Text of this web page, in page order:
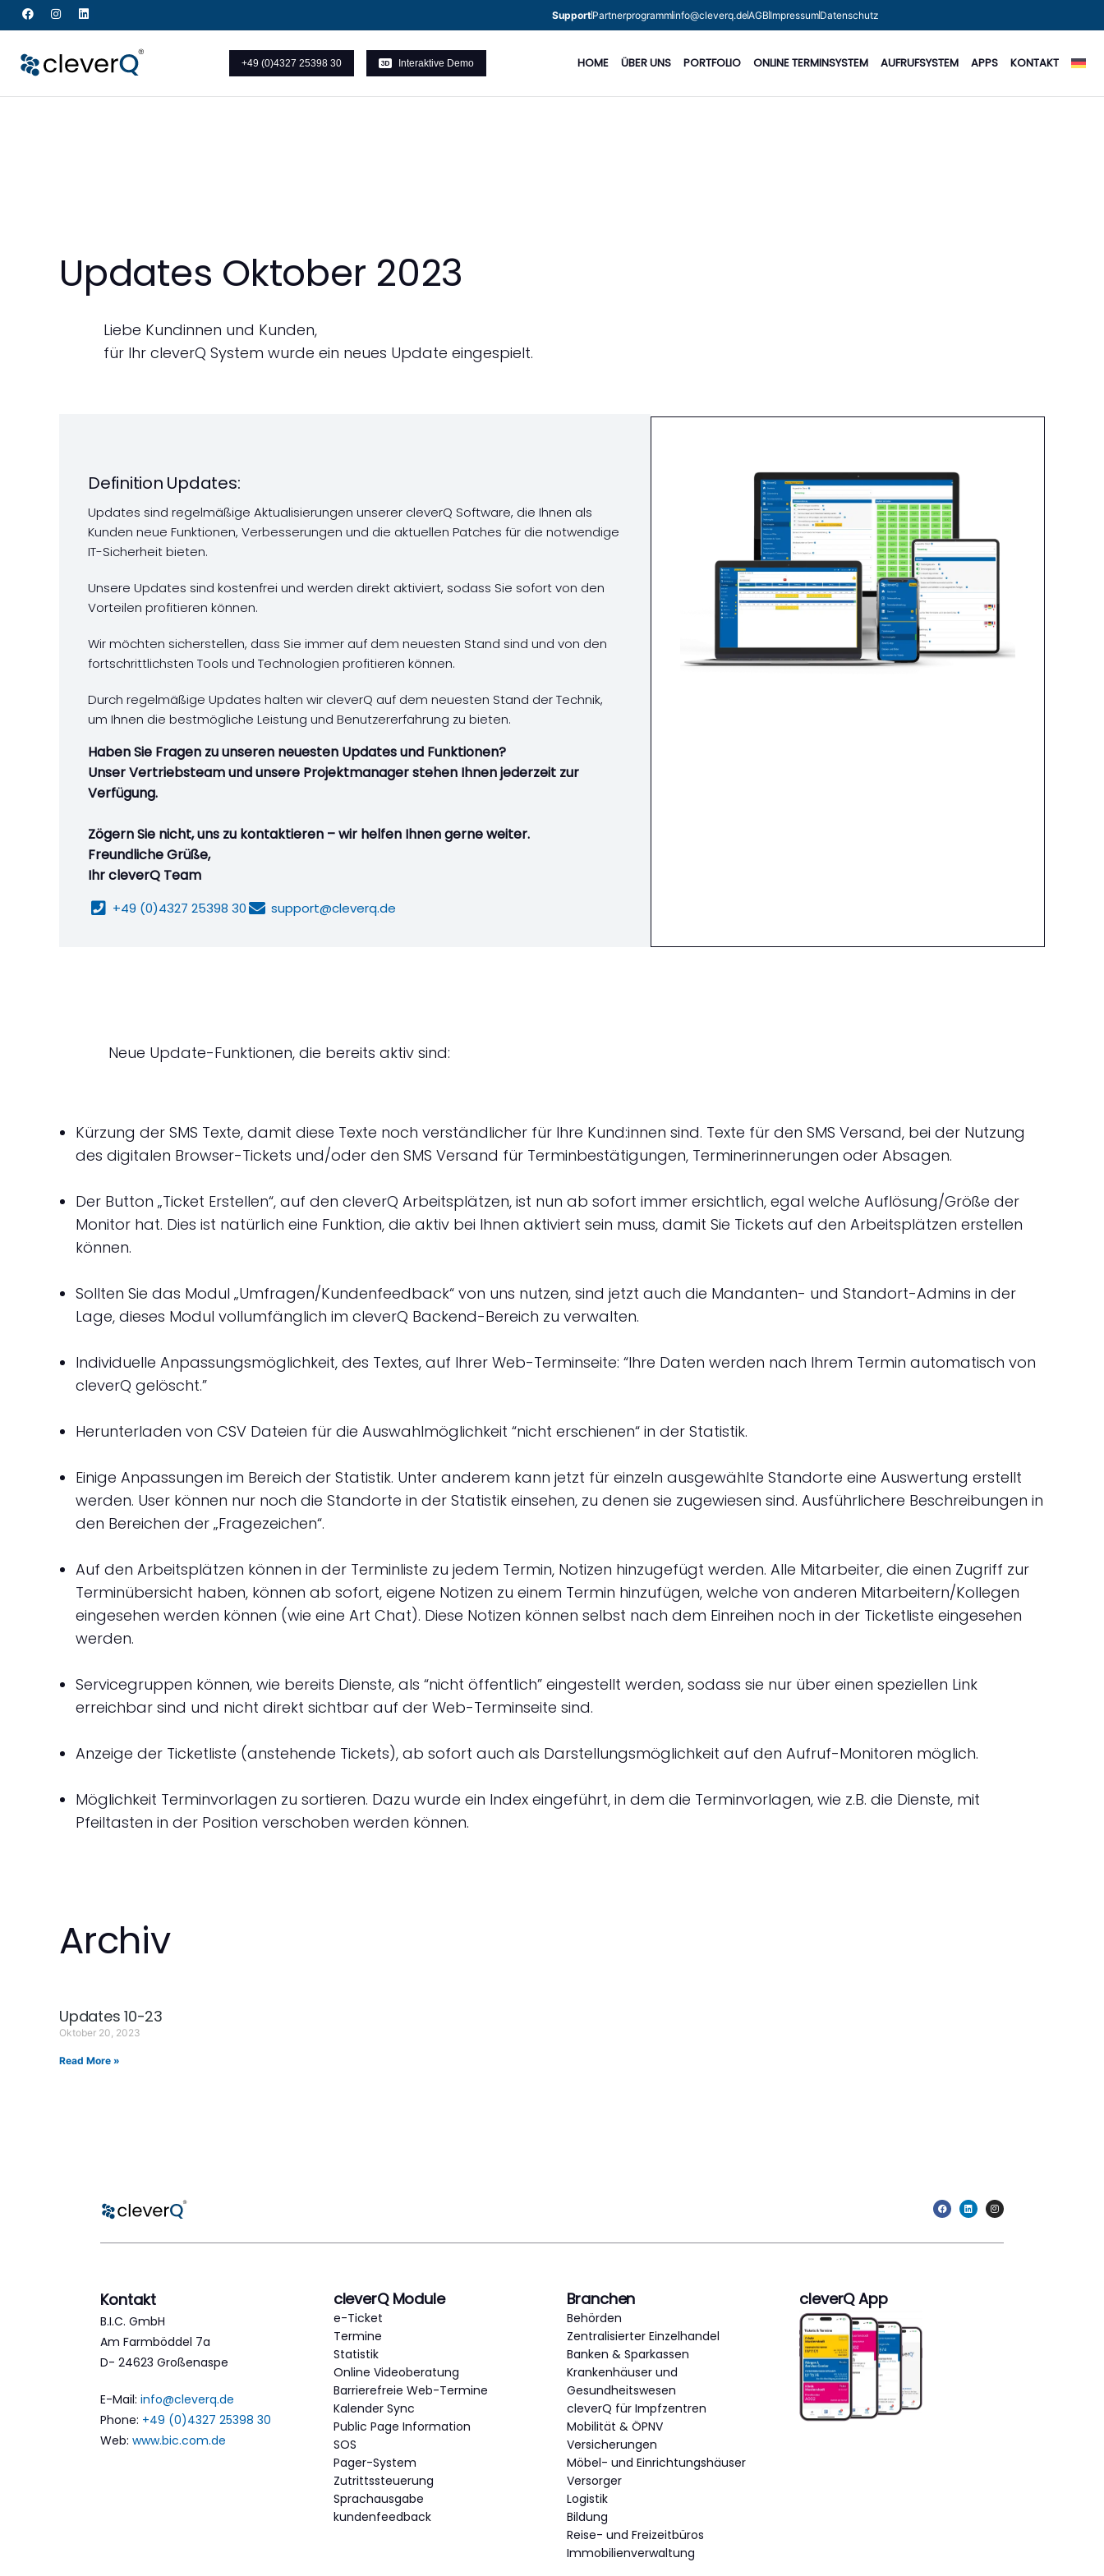
SupportPartnerprogramminfo@cleverq.deAGB ImpressumDatenschutz
+49 (0)4327 25398 30 Interaktive Demo HOME ÜBER UNS PORTFOLIO ONLINE TERMINSYSTEM AUFRUFSYSTEM APPS KONTAKT
Updates Oktober 2023
Liebe Kundinnen und Kunden,
für Ihr cleverQ System wurde ein neues Update eingespielt.
Definition Updates:
Updates sind regelmäßige Aktualisierungen unserer cleverQ Software, die Ihnen als
Kunden neue Funktionen, Verbesserungen und die aktuellen Patches für die notwendige
IT-Sicherheit bieten.
Unsere Updates sind kostenfrei und werden direkt aktiviert, sodass Sie sofort von den
Vorteilen profitieren können.
Wir möchten sicherstellen, dass Sie immer auf dem neuesten Stand sind und von den
fortschrittlichsten Tools und Technologien profitieren können.
Durch regelmäßige Updates halten wir cleverQ auf dem neuesten Stand der Technik,
um Ihnen die bestmögliche Leistung und Benutzererfahrung zu bieten.
Haben Sie Fragen zu unseren neuesten Updates und Funktionen?
Unser Vertriebsteam und unsere Projektmanager stehen Ihnen jederzeit zur
Verfügung.
Zögern Sie nicht, uns zu kontaktieren – wir helfen Ihnen gerne weiter.
Freundliche Grüße,
Ihr cleverQ Team
+49 (0)4327 25398 30 support@cleverq.de
Neue Update-Funktionen, die bereits aktiv sind:
Kürzung der SMS Texte, damit diese Texte noch verständlicher für Ihre Kund:innen sind. Texte für den SMS Versand, bei der Nutzung
des digitalen Browser-Tickets und/oder den SMS Versand für Terminbestätigungen, Terminerinnerungen oder Absagen.
Der Button „Ticket Erstellen“, auf den cleverQ Arbeitsplätzen, ist nun ab sofort immer ersichtlich, egal welche Auflösung/Größe der
Monitor hat. Dies ist natürlich eine Funktion, die aktiv bei Ihnen aktiviert sein muss, damit Sie Tickets auf den Arbeitsplätzen erstellen
können.
Sollten Sie das Modul „Umfragen/Kundenfeedback“ von uns nutzen, sind jetzt auch die Mandanten- und Standort-Admins in der
Lage, dieses Modul vollumfänglich im cleverQ Backend-Bereich zu verwalten.
Individuelle Anpassungsmöglichkeit, des Textes, auf Ihrer Web-Terminseite: “Ihre Daten werden nach Ihrem Termin automatisch von
cleverQ gelöscht.”
Herunterladen von CSV Dateien für die Auswahlmöglichkeit “nicht erschienen“ in der Statistik.
Einige Anpassungen im Bereich der Statistik. Unter anderem kann jetzt für einzeln ausgewählte Standorte eine Auswertung erstellt
werden. User können nur noch die Standorte in der Statistik einsehen, zu denen sie zugewiesen sind. Ausführlichere Beschreibungen in
den Bereichen der „Fragezeichen“.
Auf den Arbeitsplätzen können in der Terminliste zu jedem Termin, Notizen hinzugefügt werden. Alle Mitarbeiter, die einen Zugriff zur
Terminübersicht haben, können ab sofort, eigene Notizen zu einem Termin hinzufügen, welche von anderen Mitarbeitern/Kollegen
eingesehen werden können (wie eine Art Chat). Diese Notizen können selbst nach dem Einreihen noch in der Ticketliste eingesehen
werden.
Servicegruppen können, wie bereits Dienste, als “nicht öffentlich” eingestellt werden, sodass sie nur über einen speziellen Link
erreichbar sind und nicht direkt sichtbar auf der Web-Terminseite sind.
Anzeige der Ticketliste (anstehende Tickets), ab sofort auch als Darstellungsmöglichkeit auf den Aufruf-Monitoren möglich.
Möglichkeit Terminvorlagen zu sortieren. Dazu wurde ein Index eingeführt, in dem die Terminvorlagen, wie z.B. die Dienste, mit
Pfeiltasten in der Position verschoben werden können.
Archiv
Updates 10-23
Oktober 20, 2023
Read More »
Kontakt
B.I.C. GmbH
Am Farmböddel 7a
D- 24623 Großenaspe
E-Mail: info@cleverq.de
Phone: +49 (0)4327 25398 30
Web: www.bic.com.de
cleverQ Module
e-Ticket
Termine
Statistik
Online Videoberatung
Barrierefreie Web-Termine
Kalender Sync
Public Page Information
SOS
Pager-System
Zutrittssteuerung
Sprachausgabe
kundenfeedback
Branchen
Behörden
Zentralisierter Einzelhandel
Banken & Sparkassen
Krankenhäuser und
Gesundheitswesen
cleverQ für Impfzentren
Mobilität & ÖPNV
Versicherungen
Möbel- und Einrichtungshäuser
Versorger
Logistik
Bildung
Reise- und Freizeitbüros
Immobilienverwaltung
cleverQ App